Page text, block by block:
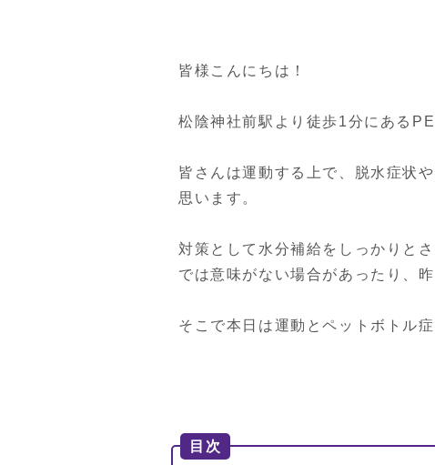
皆様こんにちは！
松陰神社前駅より徒歩1分にある
皆さんは運動する上で、脱水症状
思います。
対策として水分補給をしっかりと
では意味がない場合があったり、
そこで本日は運動とペットボトル
目次